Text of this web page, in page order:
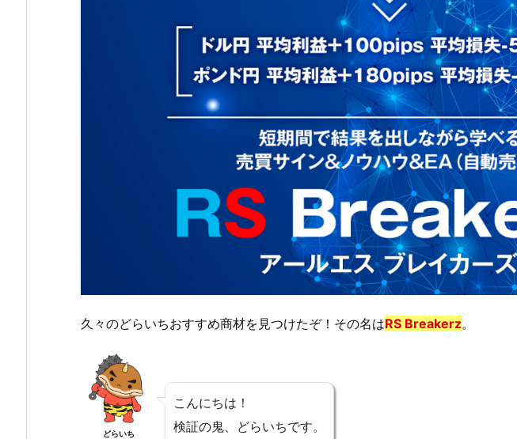
久々のどらいちおすすめ商材を見つけたぞ！その名はRS Breakerz。
どらいち
こんにちは！
検証の鬼、どらいちです。